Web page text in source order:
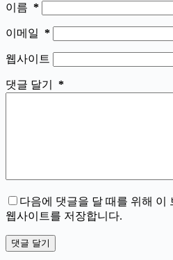
이름 *
이메일 *
웹사이트
댓글 달기 *
다음에 댓글을 달 때를 위해 이
웹사이트를 저장합니다.
댓글 달기